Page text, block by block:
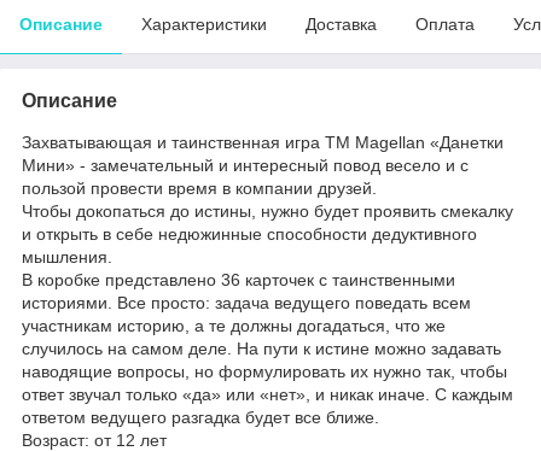
Описание Характеристики Доставка Оплата
Описание
Захватывающая и таинственная игра ТМ Magellan «Данетки
Мини» - замечательный и интересный повод весело и с
пользой провести время в компании друзей.
Чтобы докопаться до истины, нужно будет проявить смекалку
и открыть в себе недюжинные способности дедуктивного
мышления.
В коробке представлено 36 карточек с таинственными
историями. Все просто: задача ведущего поведать всем
участникам историю, а те должны догадаться, что же
случилось на самом деле. На пути к истине можно задавать
наводящие вопросы, но формулировать их нужно так, чтобы
ответ звучал только «да» или «нет», и никак иначе. С каждым
ответом ведущего разгадка будет все ближе.
Возраст: от 12 лет